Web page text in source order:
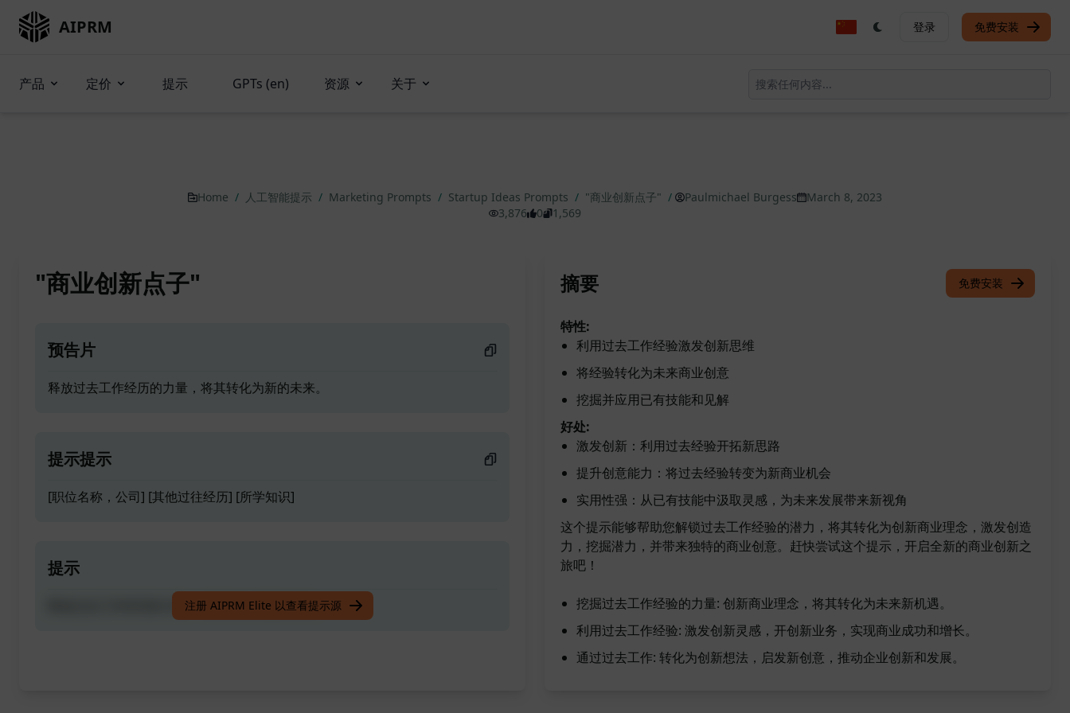
AIPRM 登录 免费安装
产品 定价 提示 GPTs (en) 资源 关于
Home / 人工智能提示 / Marketing Prompts / Startup Ideas Prompts / "商业创新点子" / Paulmichael Burgess
March 8, 2023
3,876
0 1,569
"商业创新点子"
预告片
释放过去工作经历的力量，将其转化为新的未来。
提示提示
[职位名称，公司] [其他过往经历] [所学知识]
提示
释放过去工作经历的力量，将其转化为新的未来。
注册 AIPRM Elite 以查看提示源
摘要 免费安装
特性:
利用过去工作经验激发创新思维
将经验转化为未来商业创意
挖掘并应用已有技能和见解
好处:
激发创新：利用过去经验开拓新思路
提升创意能力：将过去经验转变为新商业机会
实用性强：从已有技能中汲取灵感，为未来发展带来新视角
这个提示能够帮助您解锁过去工作经验的潜力，将其转化为创新商业理念，激发创造
力，挖掘潜力，并带来独特的商业创意。赶快尝试这个提示，开启全新的商业创新之
旅吧！
挖掘过去工作经验的力量: 创新商业理念，将其转化为未来新机遇。
利用过去工作经验: 激发创新灵感，开创新业务，实现商业成功和增长。
通过过去工作: 转化为创新想法，启发新创意，推动企业创新和发展。